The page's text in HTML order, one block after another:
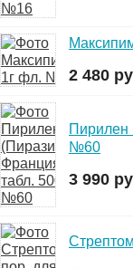
2 480
Пирилен
№60
3 990